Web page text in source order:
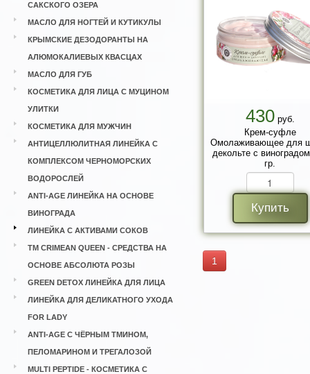
САКСКОГО ОЗЕРА
МАСЛО ДЛЯ НОГТЕЙ И КУТИКУЛЫ
КРЫМСКИЕ ДЕЗОДОРАНТЫ НА
АЛЮМОКАЛИЕВЫХ КВАСЦАХ
МАСЛО ДЛЯ ГУБ
КОСМЕТИКА ДЛЯ ЛИЦА С МУЦИНОМ
УЛИТКИ
КОСМЕТИКА ДЛЯ МУЖЧИН
АНТИЦЕЛЛЮЛИТНАЯ ЛИНЕЙКА С
КОМПЛЕКСОМ ЧЕРНОМОРСКИХ
ВОДОРОСЛЕЙ
ANTI-AGE ЛИНЕЙКА НА ОСНОВЕ
ВИНОГРАДА
ЛИНЕЙКА С АКТИВАМИ СОКОВ
ТМ CRIMEAN QUEEN - СРЕДСТВА НА
ОСНОВЕ АБСОЛЮТА РОЗЫ
GREEN DETOX ЛИНЕЙКА ДЛЯ ЛИЦА
ЛИНЕЙКА ДЛЯ ДЕЛИКАТНОГО УХОДА
FOR LADY
ANTI-AGE С ЧЁРНЫМ ТМИНОМ,
ПЕЛОМАРИНОМ И ТРЕГАЛОЗОЙ
MULTI PEPTIDE - КОСМЕТИКА С
430руб.
Крем-суфле
Омолаживающее для
декольте с
гр.
Купить
1